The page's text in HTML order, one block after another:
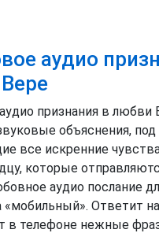
аудио
признания в любви
объяснения,
все искренние
которые
аудио послание
«мобильный». Ответит
в телефоне нежные